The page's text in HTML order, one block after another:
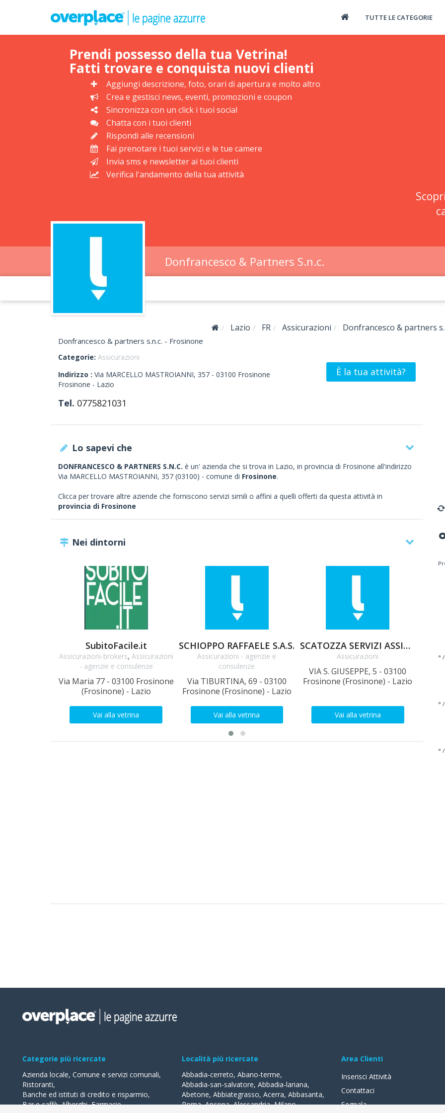
TUTTE LE CATEGORIE
Prendi possesso della tua Vetrina!
Fatti trovare e conquista nuovi clienti
Aggiungi descrizione, foto, orari di apertura e molto altro
Crea e gestisci news, eventi, promozioni e coupon
Sincronizza con un click i tuoi social
Chatta con i tuoi clienti
Rispondi alle recensioni
Fai prenotare i tuoi servizi e le tue camere
Invia sms e newsletter ai tuoi clienti
Verifica l'andamento della tua attività
Donfrancesco & Partners S.n.c.
Lazio FR Assicurazioni Donfrancesco & partners
Donfrancesco & partners s.n.c. - Frosinone
Categorie: Assicurazioni
Indirizzo : Via MARCELLO MASTROIANNI, 357 - 03100 Frosinone
Frosinone - Lazio
Tel. 0775821031
È la tua attività?
Lo sapevi che
DONFRANCESCO & PARTNERS S.N.C. è un' azienda che si trova in Lazio, in provincia di Frosinone all'indirizzo
Via MARCELLO MASTROIANNI, 357 (03100) - comune di Frosinone.
Clicca per trovare altre aziende che forniscono servizi simili o affini a quelli offerti da questa attività in
provincia di Frosinone
Nei dintorni
SubitoFacile.it
Assicurazioni-brokers, Assicurazioni
- agenzie e consulenze
Via Maria 77 - 03100 Frosinone
(Frosinone) - Lazio
Vai alla vetrina
SCHIOPPO RAFFAELE S.A.S.
Assicurazioni - agenzie e
consulenze
Via TIBURTINA, 69 - 03100
Frosinone (Frosinone) - Lazio
Vai alla vetrina
SCATOZZA SERVIZI ASSICURATIVI E FINANZIARI SAS
Assicurazioni
VIA S. GIUSEPPE, 5 - 03100
Frosinone (Frosinone) - Lazio
Vai alla vetrina
°
°
°
Categorie più ricercate
Azienda locale, Comune e servizi comunali,
Ristoranti,
Banche ed istituti di credito e risparmio,
Bar e caffè,Alberghi,Farmacie,
Località più ricercate
Abbadia-cerreto, Abano-terme,
Abbadia-san-salvatore, Abbadia-lariana,
Abetone, Abbiategrasso, Acerra, Abbasanta,
Roma,Ancona,Alessandria,Milano,
Area Clienti
Inserisci Attività
Contattaci
Segnala